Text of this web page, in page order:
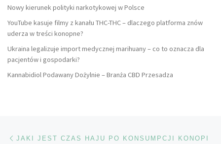
Nowy kierunek polityki narkotykowej w Polsce
YouTube kasuje filmy z kanału THC-THC – dlaczego platforma znów
uderza w treści konopne?
Ukraina legalizuje import medycznej marihuany – co to oznacza dla
pacjentów i gospodarki?
Kannabidiol Podawany Dożylnie – Branża CBD Przesadza
Nawigacja wpisu
JAKI JEST CZAS HAJU PO KONSUMPCJI KONOPI